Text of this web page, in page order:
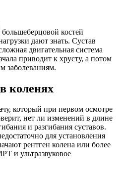
костей
дают знать. Сустав
двигательная система
приводит к хрусту, а потом
заболеваниям.
коленях
который при первом осмотре
нет ли изменений в длине
и разгибания суставов.
для установления
рентген колена или более
и ультразвуковое